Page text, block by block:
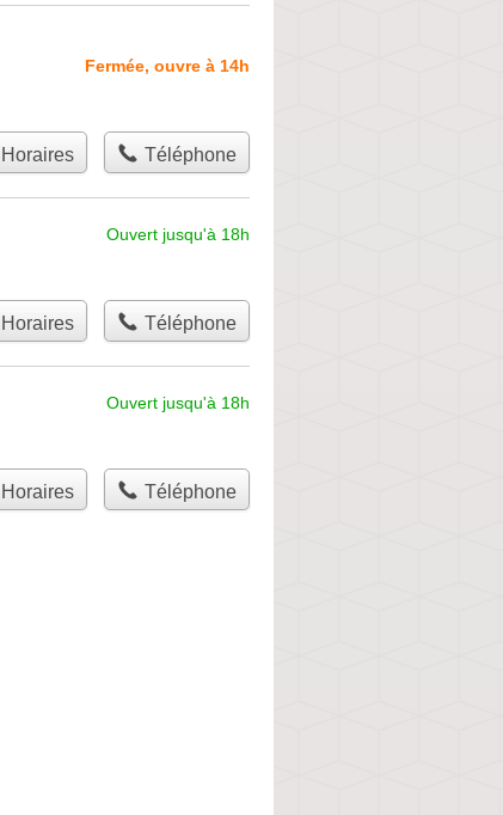
Fermée, ouvre à 14h
Horaires Téléphone
Ouvert jusqu'à 18h
Horaires Téléphone
Ouvert jusqu'à 18h
Horaires Téléphone